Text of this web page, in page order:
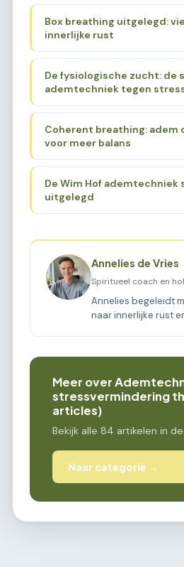
Box breathing uitgelegd:
innerlijke rust
De fysiologische zucht: de
ademtechniek tegen
Coherent breathing: adem
voor meer balans
De Wim Hof ademtechniek
uitgelegd
Annelies de Vries
Spiritueel coach en
Annelies begeleidt
naar innerlijke rust
Meer over
stressvermindering
articles)
Bekijk alle 84 artikelen in
Naar categorie →